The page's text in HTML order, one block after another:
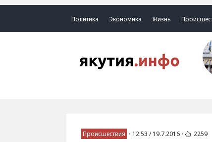
Политика Экономика Жизнь
Происшествия • 12:53 / 19.7.2016 • 2259